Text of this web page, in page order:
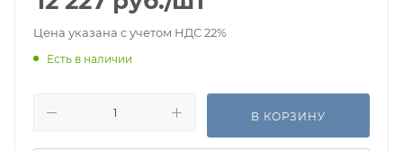
Цена указана с учетом НДС 22%
Есть в наличии
В КОРЗИНУ